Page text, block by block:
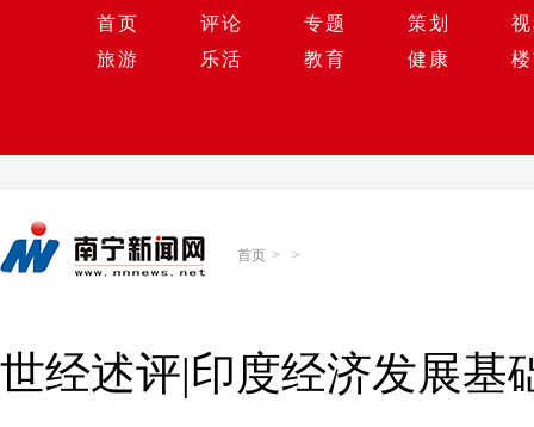
首页 评论 专题 策划
旅游
乐活 教育 健康
首页 > >
世经述评|印度经济发展基